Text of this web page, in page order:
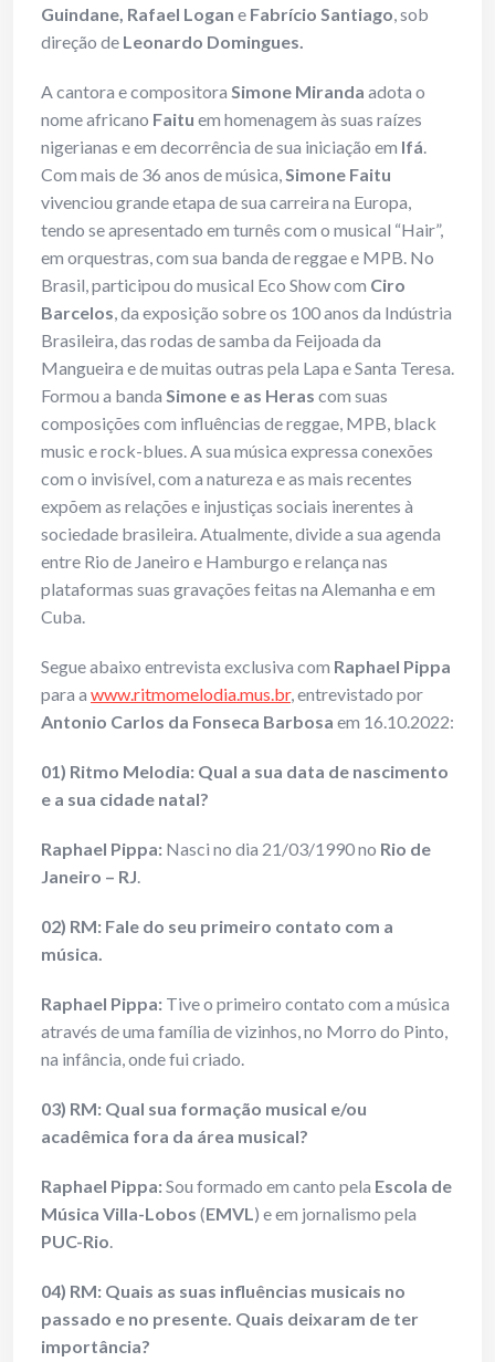
Guindane, Rafael Logan e Fabrício Santiago, sob
direção de Leonardo Domingues.
A cantora e compositora Simone Miranda adota o
nome africano Faitu em homenagem às suas raízes
nigerianas e em decorrência de sua iniciação em Ifá.
Com mais de 36 anos de música,Simone Faitu
vivenciou grande etapa de sua carreira na Europa,
tendo se apresentado em turnês com o musical “Hair”,
em orquestras, com sua banda de reggae e MPB. No
Brasil, participou do musical Eco Show com Ciro
Barcelos, da exposição sobre os 100 anos da Indústria
Brasileira, das rodas de samba da Feijoada da
Mangueira e de muitas outras pela Lapa e Santa Teresa.
Formou a banda Simone e as Heras com suas
composições com influências de reggae, MPB, black
music e rock-blues. A sua música expressa conexões
com o invisível, com a natureza e as mais recentes
expõem as relações e injustiças sociais inerentes à
sociedade brasileira. Atualmente, divide a sua agenda
entre Rio de Janeiro e Hamburgo e relança nas
plataformas suas gravações feitas na Alemanha e em
Cuba.
Segue abaixo entrevista exclusiva com Raphael Pippa
para a www.ritmomelodia.mus.br, entrevistado por
Antonio Carlos da Fonseca Barbosa em 16.10.2022:
01) Ritmo Melodia: Qual a sua data de nascimento
e a sua cidade natal?
Raphael Pippa: Nasci no dia 21/03/1990 no Rio de
Janeiro – RJ.
02) RM: Fale do seu primeiro contato com a
música.
Raphael Pippa: Tive o primeiro contato com a música
através de uma família de vizinhos, no Morro do Pinto,
na infância, onde fui criado.
03) RM: Qual sua formação musical e/ou
acadêmica fora da área musical?
Raphael Pippa:Sou formado em canto pela Escola de
Música Villa-Lobos (EMVL) e em jornalismo pela
PUC-Rio.
04) RM: Quais as suas influências musicais no
passado e no presente. Quais deixaram de ter
importância?